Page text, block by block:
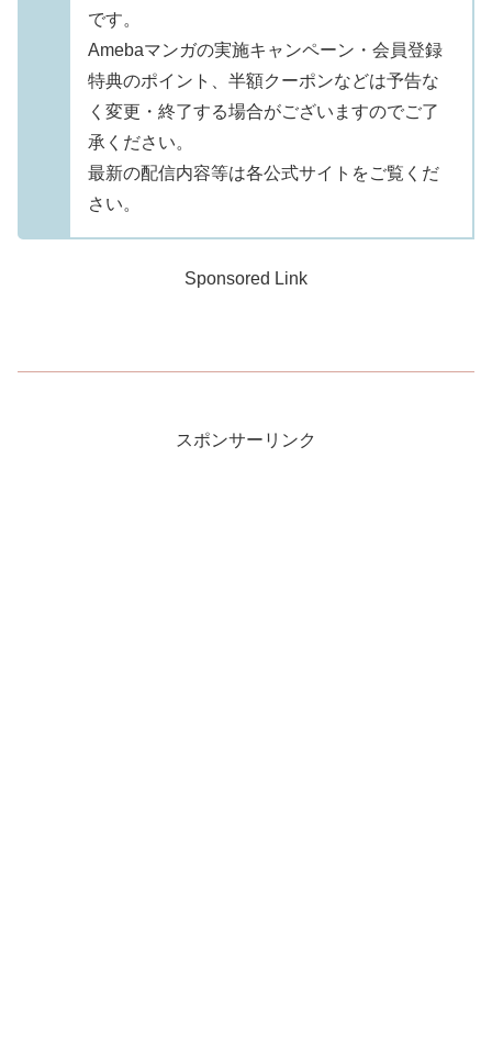
です。
Amebaマンガの実施キャンペーン・会員登録
特典のポイント、半額クーポンなどは予告な
く変更・終了する場合がございますのでご了
承ください。
最新の配信内容等は各公式サイトをご覧くだ
さい。
Sponsored Link
スポンサーリンク